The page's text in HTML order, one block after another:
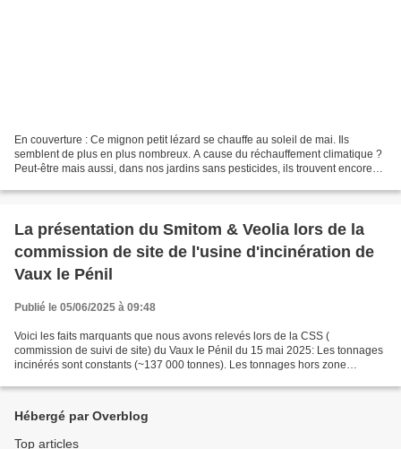
En couverture : Ce mignon petit lézard se chauffe au soleil de mai. Ils
semblent de plus en plus nombreux. A cause du réchauffement climatique ?
Peut-être mais aussi, dans nos jardins sans pesticides, ils trouvent encore
La présentation du Smitom & Veolia lors de la
commission de site de l'usine d'incinération de
Vaux le Pénil
Publié le 05/06/2025 à 09:48
Voici les faits marquants que nous avons relevés lors de la CSS (
commission de suivi de site) du Vaux le Pénil du 15 mai 2025: Les tonnages
incinérés sont constants (~137 000 tonnes). Les tonnages hors zone
Hébergé par Overblog
Top articles